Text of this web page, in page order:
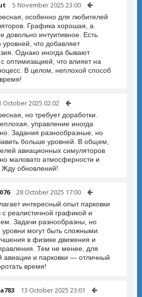
5 November 2025 23:00
особенно для любителей
Графика хорошая, а
довольно интуитивное. Есть
уровней, что добавляет
Однако иногда бывают
оптимизацией, что влияет на
В целом, неплохой способ
October 2025 02:02
но требует доработки.
управление иногда
Задания разнообразные, но
больше уровней. В общем,
авиационных симуляторов
маловато атмосферности и
Жду обновлений!
28 October 2025 17:00
интересный опыт парковки
с реалистичной графикой и
Задачи разнообразны, но
уровни могут быть сложными.
в физике движения и
Тем не менее, для
авиации и парковки — отличный
время!
13 October 2025 23:01